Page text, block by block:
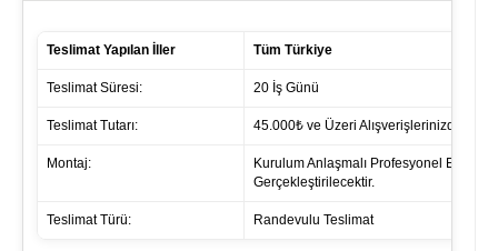
Teslimat Yapılan İller Tüm Türkiye
Teslimat Süresi: 20 İş Günü
Teslimat Tutarı: 45.000₺ ve Üzeri Alışverişlerinizde ücret
Montaj:
Kurulum Anlaşmalı Profesyonel
Gerçekleştirilecektir.
Teslimat Türü: Randevulu Teslimat